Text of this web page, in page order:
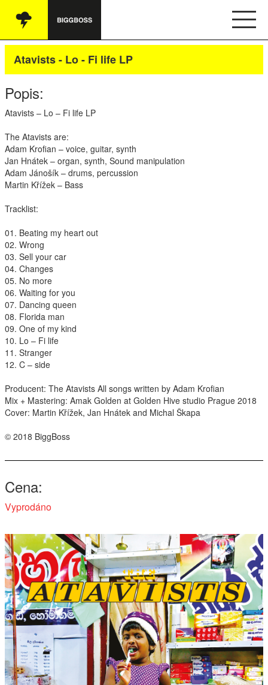
Vše
Audio
Oblečení
Ostatní
English
Obchodní podmínky
Kontakt
Interpreti
Atavists - Lo - Fi life LP
Popis:
Atavists – Lo – Fi life LP
The Atavists are:
Adam Krofian – voice, guitar, synth
Jan Hnátek – organ, synth, Sound manipulation
Adam Jánošík – drums, percussion
Martin Křížek – Bass
Tracklist:
01. Beating my heart out
02. Wrong
03. Sell your car
04. Changes
05. No more
06. Waiting for you
07. Dancing queen
08. Florida man
09. One of my kind
10. Lo – Fi life
11. Stranger
12. C – side
Producent: The Atavists All songs written by Adam Krofian
Mix + Mastering: Amak Golden at Golden Hive studio Prague 2018
Cover: Martin Křížek, Jan Hnátek and Michal Škapa
© 2018 BiggBoss
Cena
Vyprodáno